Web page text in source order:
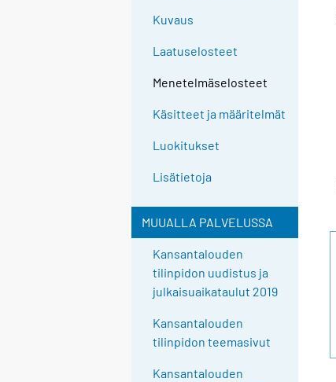
Kuvaus
Laatuselosteet
Menetelmäselosteet
Käsitteet ja määritelmät
Luokitukset
Lisätietoja
MUUALLA PALVELUSSA
Kansantalouden
tilinpidon uudistus ja
julkaisuaikataulut 2019
Kansantalouden
tilinpidon teemasivut
Kansantalouden